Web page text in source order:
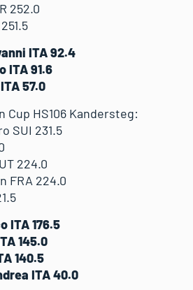
252.0
ITA 92.4
ITA 91.6
57.0
Cup HS106 Kandersteg:
SUI 231.5
224.0
FRA 224.0
ITA 176.5
145.0
140.5
ITA 40.0